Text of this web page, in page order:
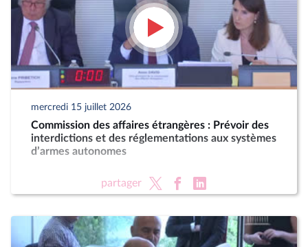
mercredi 15 juillet 2026
Commission des affaires étrangères : Prévoir des
interdictions et des réglementations aux systèmes
d’armes autonomes
partager